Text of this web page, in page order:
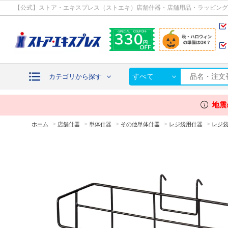
【公式】ストア・エキスプレス（ストエキ）店舗什器・店舗用品・ラッピン
カテゴリから探す すべて
info 地
ホーム > 店舗什器 > 単体什器 > その他単体什器 > レジ袋用什器 > レジ